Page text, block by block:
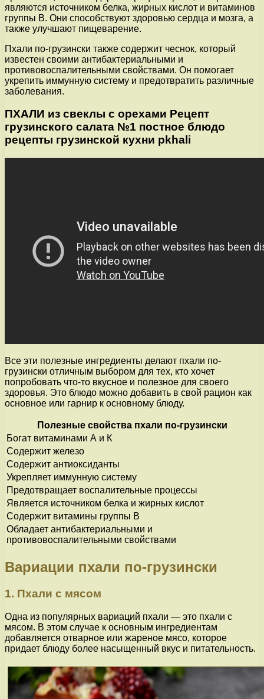
являются источником белка, жирных кислот и витаминов
группы В. Они способствуют здоровью сердца и мозга, а
также улучшают пищеварение.
Пхали по-грузински также содержит чеснок, который
известен своими антибактериальными и
противовоспалительными свойствами. Он помогает
укрепить иммунную систему и предотвратить различные
заболевания.
ПХАЛИ из свеклы с орехами Рецепт
грузинского салата №1 постное блюдо
рецепты грузинской кухни pkhali
Все эти полезные ингредиенты делают пхали по-
грузински отличным выбором для тех, кто хочет
попробовать что-то вкусное и полезное для своего
здоровья. Это блюдо можно добавить в свой рацион как
основное или гарнир к основному блюду.
Полезные свойства пхали по-грузински
Богат витаминами А и К
Содержит железо
Содержит антиоксиданты
Укрепляет иммунную систему
Предотвращает воспалительные процессы
Является источником белка и жирных кислот
Содержит витамины группы В
Обладает антибактериальными и
противовоспалительными свойствами
Вариации пхали по-грузински
1. Пхали с мясом
Одна из популярных вариаций пхали — это пхали с
мясом. В этом случае к основным ингредиентам
добавляется отварное или жареное мясо, которое
придает блюду более насыщенный вкус и питательность.